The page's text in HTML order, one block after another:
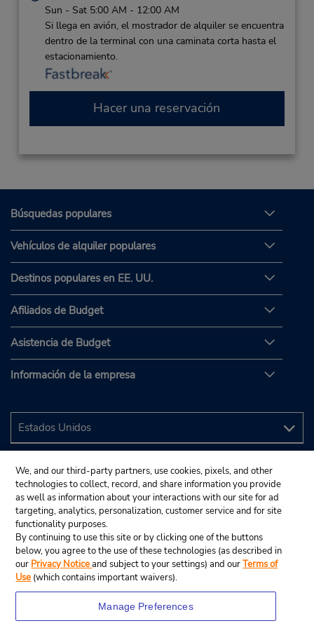
Sun - Sat 5:00 AM - 12:00 AM
Si llega en avión, el mostrador de alquiler se encuentra
dentro de la terminal con una caminata corta hasta el
estacionamiento.
Hacer una reservación
Búsquedas populares
Vehículos de alquiler populares
Destinos populares en EE. UU.
Afiliados de Budget
Asistencia de Budget
Información de la empresa
We, and our third-party partners, use cookies, pixels, and other
technologies to collect, record, and share information you provide
as well as information about your interactions with our site for ad
targeting, analytics, personalization, customer service and for site
functionality purposes.
By continuing to use this site or by clicking one of the buttons
below, you agree to the use of these technologies (as described in
our Privacy Noticeand subject to your settings) and ourTerms of
Use (which contains important waivers).
Manage Preferences